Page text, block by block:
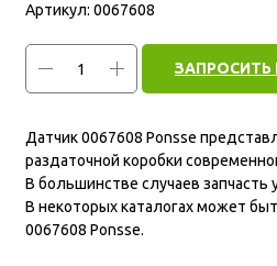
Артикул: 0067608
ЗАПРОСИТЬ
Датчик 0067608 Ponsse
раздаточной коробки
В большинстве случаев запчасть
В некоторых каталогах может
0067608 Ponsse.